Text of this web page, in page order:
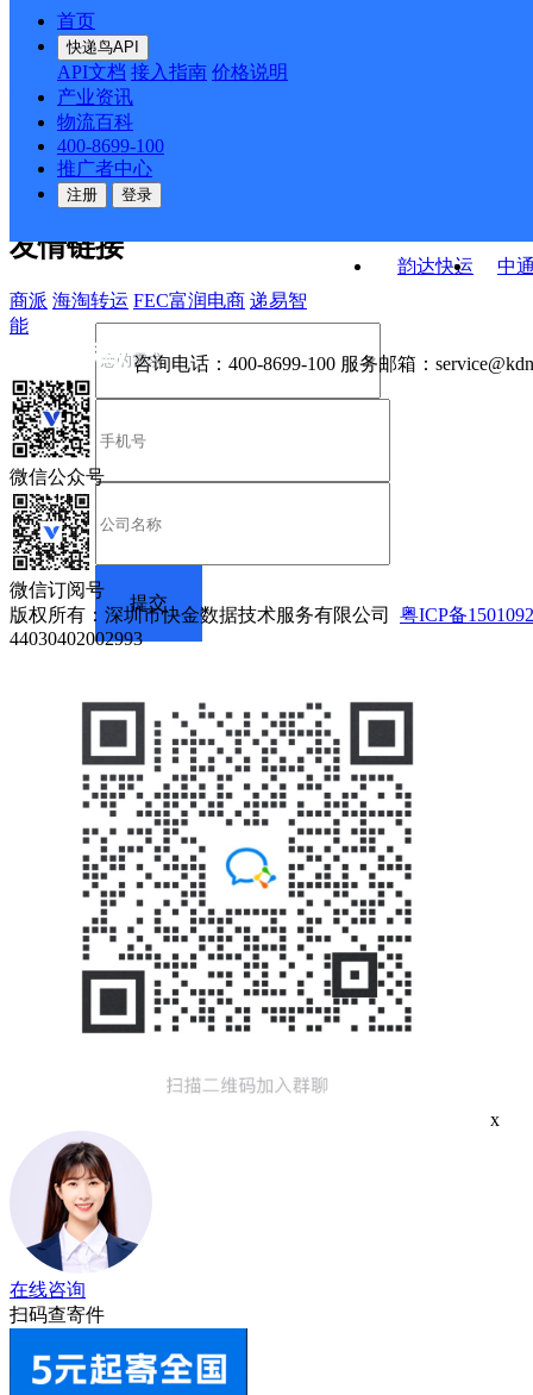
首页
快递鸟API
API文档 接入指南 价格说明
产业资讯
物流百科
400-8699-100
推广者中心
注册 登录
韵达快运
中
API接口 DEMO下载
关于我们
公司介绍 企业动态
合作伙伴 快递鸟接口服务协议
户隐私政策
友情链接
商派 海淘转运 FEC富润电商 递易智
能
咨询电话： 400-8699-100 服务邮箱：
微信公众号
微信订阅号
版权所有：深圳市快金数据技术服务有限公司 粤ICP备
44030402002993
x
在线咨询
扫码查寄件